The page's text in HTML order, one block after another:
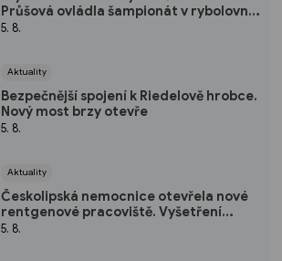
Průšová ovládla šampionát v rybolovné
technice
5. 8.
Aktuality
Bezpečnější spojení k Riedelově hrobce.
Nový most brzy otevře
5. 8.
Aktuality
Českolipská nemocnice otevřela nové
rentgenové pracoviště. Vyšetření
budou rychlejší i šetrnější
5. 8.